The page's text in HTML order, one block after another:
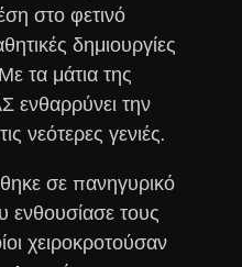
στο φετινό
δημιουργίες
τα μάτια της
την
νεότερες γενιές.
σε πανηγυρικό
ενθουσίασε τους
χειροκροτούσαν